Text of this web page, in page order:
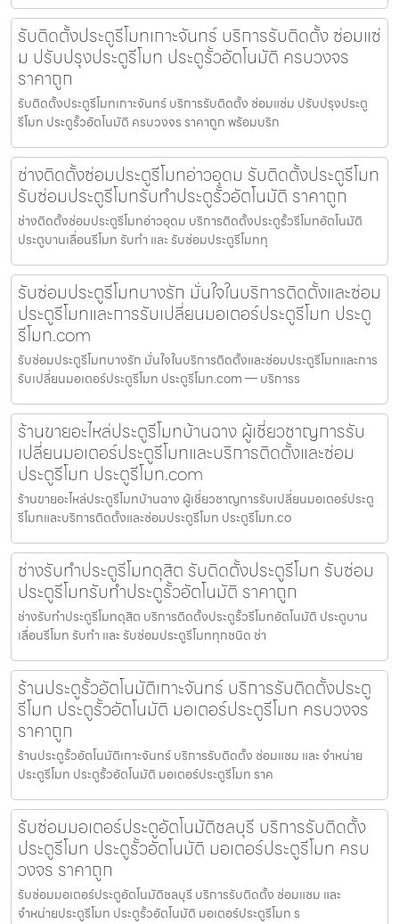
รับติดตั้งประตูรีโมทเกาะจันทร์ บริการรับติดตั้ง ซ่อมแซ่
ม ปรับปรุงประตูรีโมท ประตูรั้วอัตโนมัติ ครบวงจร
ราคาถูก
รับติดตั้งประตูรีโมทเกาะจันทร์ บริการรับติดตั้ง ซ่อมแซ่ม ปรับปรุงประตู
รีโมท ประตูรั้วอัตโนมัติ ครบวงจร ราคาถูก พร้อมบริก
ช่างติดตั้งซ่อมประตูรีโมทอ่าวอุดม รับติดตั้งประตูรีโมท
รับซ่อมประตูรีโมทรับทำประตูรั้วอัตโนมัติ ราคาถูก
ช่างติดตั้งซ่อมประตูรีโมทอ่าวอุดม บริการติดตั้งประตูรั้วรีโมทอัตโนมัติ
ประตูบานเลื่อนรีโมท รับทำ และ รับซ่อมประตูรีโมททุ
รับซ่อมประตูรีโมทบางรัก มั่นใจในบริการติดตั้งและซ่อม
ประตูรีโมทและการรับเปลี่ยนมอเตอร์ประตูรีโมท ประตู
รีโมท.com
รับซ่อมประตูรีโมทบางรัก มั่นใจในบริการติดตั้งและซ่อมประตูรีโมทและการ
รับเปลี่ยนมอเตอร์ประตูรีโมท ประตูรีโมท.com — บริการร
ร้านขายอะไหล่ประตูรีโมทบ้านฉาง ผู้เชี่ยวชาญการรับ
เปลี่ยนมอเตอร์ประตูรีโมทและบริการติดตั้งและซ่อม
ประตูรีโมท ประตูรีโมท.com
ร้านขายอะไหล่ประตูรีโมทบ้านฉาง ผู้เชี่ยวชาญการรับเปลี่ยนมอเตอร์ประตู
รีโมทและบริการติดตั้งและซ่อมประตูรีโมท ประตูรีโมท.co
ช่างรับทำประตูรีโมทดุสิต รับติดตั้งประตูรีโมท รับซ่อม
ประตูรีโมทรับทำประตูรั้วอัตโนมัติ ราคาถูก
ช่างรับทำประตูรีโมทดุสิต บริการติดตั้งประตูรั้วรีโมทอัตโนมัติ ประตูบาน
เลื่อนรีโมท รับทำ และ รับซ่อมประตูรีโมททุกชนิด ช่า
ร้านประตูรั้วอัตโนมัติเกาะจันทร์ บริการรับติดตั้งประตู
รีโมท ประตูรั้วอัตโนมัติ มอเตอร์ประตูรีโมท ครบวงจร
ราคาถูก
ร้านประตูรั้วอัตโนมัติเกาะจันทร์ บริการรับติดตั้ง ซ่อมแซม และ จำหน่าย
ประตูรีโมท ประตูรั้วอัตโนมัติ มอเตอร์ประตูรีโมท ราค
รับซ่อมมอเตอร์ประตูอัตโนมัติชลบุรี บริการรับติดตั้ง
ประตูรีโมท ประตูรั้วอัตโนมัติ มอเตอร์ประตูรีโมท ครบ
วงจร ราคาถูก
รับซ่อมมอเตอร์ประตูอัตโนมัติชลบุรี บริการรับติดตั้ง ซ่อมแซม และ
จำหน่ายประตูรีโมท ประตูรั้วอัตโนมัติ มอเตอร์ประตูรีโมท ร